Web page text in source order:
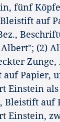
fünf
auf
(2)
auf Papier,
Einstein
Bleistift auf
Einstein,